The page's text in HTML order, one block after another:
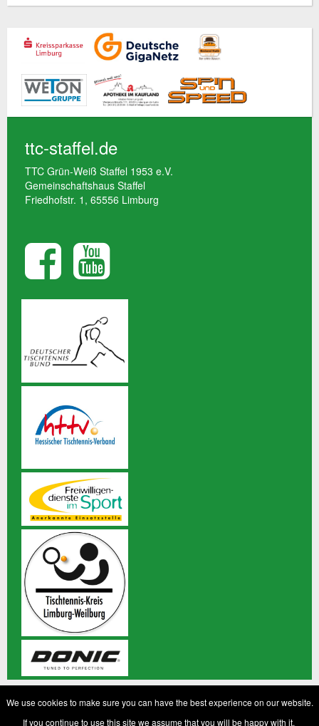
ttc-staffel.de
TTC Grün-Weiß Staffel 1953 e.V.
Gemeinschaftshaus Staffel
Friedhofstr. 1, 65556 Limburg
vorbehalten
We use cookies to make sure you can have the best experience on our website.
If you continue to use this site we assume that you will be happy with it.